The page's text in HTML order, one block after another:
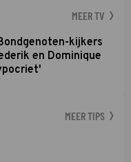
MEER TV
kijkers
en Dominique
MEER TIPS